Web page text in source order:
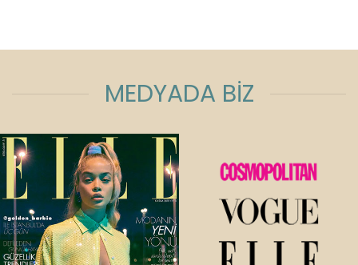
MEDYADA BİZ